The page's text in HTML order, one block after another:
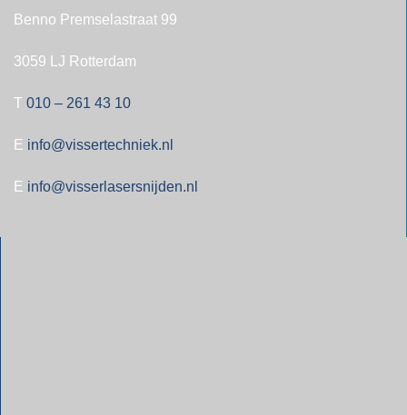
Benno Premselastraat 99
3059 LJ Rotterdam
T 010 – 261 43 10
E info@vissertechniek.nl
E info@visserlasersnijden.nl